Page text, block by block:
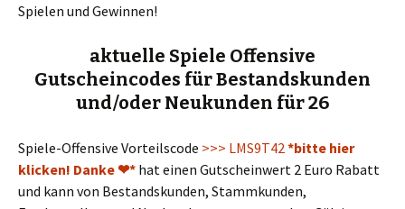
Spielen und Gewinnen!
aktuelle Spiele Offensive
Gutscheincodes für Bestandskunden
und/oder Neukunden für 26
Spiele-Offensive Vorteilscode >>> LMS9T42*bitte hier
klicken! Danke ❤* hat einen Gutscheinwert 2 Euro Rabatt
und kann von Bestandskunden, Stammkunden,